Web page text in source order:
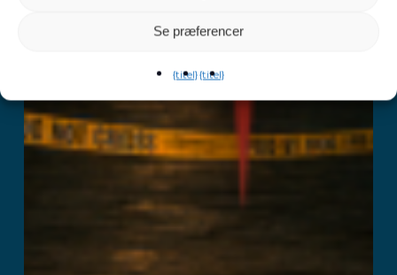
Se præferencer
{titel}{titel}